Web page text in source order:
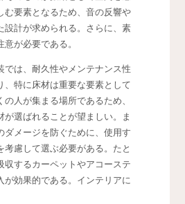
む要素となるため、音の反響や
設計が求められる。さらに、素
が必要である。
では、耐久性やメンテナンス性
、特に床材は重要な要素として
人が集まる場所であるため、
が選ばれることが望ましい。ま
ダメージを防ぐために、使用す
考慮して選ぶ必要がある。たと
収するカーペットやアコーステ
が効果的である。インテリアに